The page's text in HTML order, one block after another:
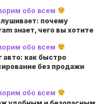
обо всем
почему
знает, чего вы хотите
обо всем
авто: как быстро
без продажи
обо всем